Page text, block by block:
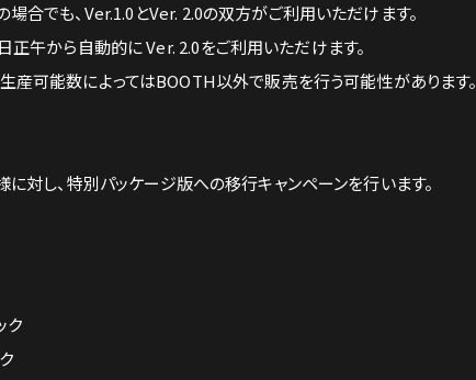
合でも、Ver.1.0とVer. 2.0の双方がご利用いただけます。
午から自動的に Ver. 2.0をご利用いただけます。
可能数によってはBOOTH以外で販売を行う可能性があります。
対し、特別パッケージ版への移行キャンペーンを行います。
ク